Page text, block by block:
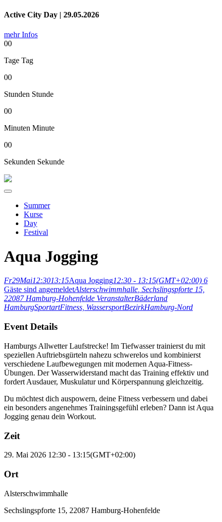
Active City Day | 29.05.2026
mehr Infos
00
Tage Tag
00
Stunden Stunde
00
Minuten Minute
00
Sekunden Sekunde
Summer
Kurse
Day
Festival
Aqua Jogging
Fr29Mai12:3013:15Aqua Jogging12:30 - 13:15(GMT+02:00) 6
Gäste sind angemeldetAlsterschwimmhalle, Sechslingspforte 15,
22087 Hamburg-Hohenfelde VeranstalterBäderland
HamburgSportartFitness, WassersportBezirkHamburg-Nord
Event Details
Hamburgs Allwetter Laufstrecke! Im Tiefwasser trainierst du mit
speziellen Auftriebsgürteln nahezu schwerelos und kombinierst
verschiedene Laufbewegungen mit modernen Aqua-Fitness-
Übungen. Der Wasserwiderstand macht das Training effektiv und
fordert Ausdauer, Muskulatur und Körperspannung gleichzeitig.
Du möchtest dich auspowern, deine Fitness verbessern und dabei
ein besonders angenehmes Trainingsgefühl erleben? Dann ist Aqua
Jogging genau dein Workout.
Zeit
29. Mai 2026 12:30 - 13:15(GMT+02:00)
Ort
Alsterschwimmhalle
Sechslingspforte 15, 22087 Hamburg-Hohenfelde